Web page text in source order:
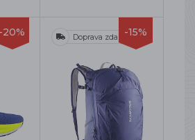
-20% -15%
Doprava zdarma